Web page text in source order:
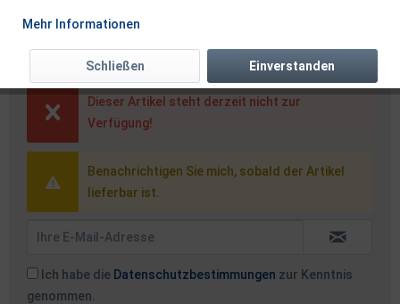
Blei 30g
Dieser Artikel steht derzeit nicht zur
Verfügung!
Benachrichtigen Sie mich, sobald der Artikel
lieferbar ist.
Ich habe die Datenschutzbestimmungen zur Kenntnis
genommen.
Mehr Informationen
Einverstanden
Schließen